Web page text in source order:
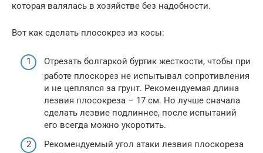
которая валялась в хозяйстве без надобности.
Вот как сделать плосокрез из косы:
Отрезать болгаркой буртик жесткости, чтобы при
работе плоскорез не испытывал сопротивления
и не цеплялся за грунт. Рекомендуемая длина
лезвия плосокреза – 17 см. Но лучше сначала
сделать лезвие подлиннее, после испытаний
его всегда можно укоротить.
Рекомендуемый угол атаки лезвия плоскореза